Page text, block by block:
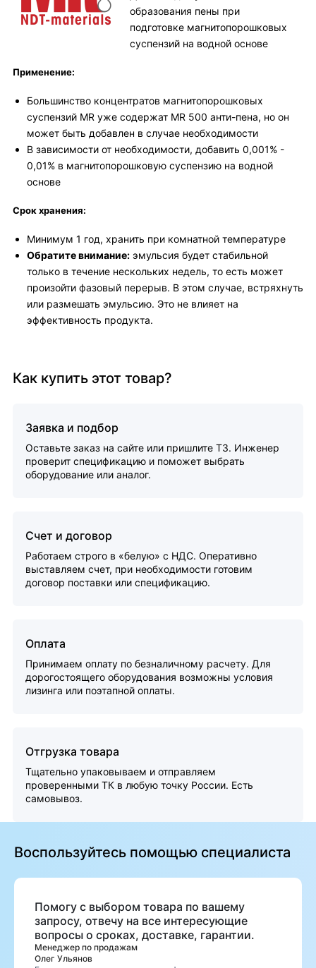
образования пены при
подготовке магнитопорошковых
суспензий на водной основе
Применение:
Большинство концентратов магнитопорошковых
суспензий MR уже содержат MR 500 анти-пена, но он
может быть добавлен в случае необходимости
В зависимости от необходимости, добавить 0,001% -
0,01% в магнитопорошковую суспензию на водной
основе
Срок хранения:
Минимум 1 год, хранить при комнатной температуре
Обратите внимание: эмульсия будет стабильной
только в течение нескольких недель, то есть может
произойти фазовый перерыв. В этом случае, встряхнуть
или размешать эмульсию. Это не влияет на
эффективность продукта.
Как купить этот товар?
Заявка и подбор
Оставьте заказ на сайте или пришлите ТЗ. Инженер
проверит спецификацию и поможет выбрать
оборудование или аналог.
Счет и договор
Работаем строго в «белую» с НДС. Оперативно
выставляем счет, при необходимости готовим
договор поставки или спецификацию.
Оплата
Принимаем оплату по безналичному расчету. Для
дорогостоящего оборудования возможны условия
лизинга или поэтапной оплаты.
Отгрузка товара
Тщательно упаковываем и отправляем
проверенными ТК в любую точку России. Есть
самовывоз.
Воспользуйтесь помощью специалиста
Помогу с выбором товара по вашему
запросу, отвечу на все интересующие
вопросы о сроках, доставке, гарантии.
Менеджер по продажам
Олег Ульянов